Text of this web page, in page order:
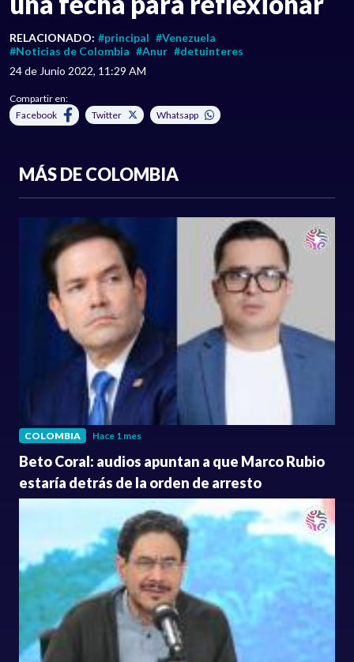
RELACIONADO: #principal #Venezuela
#Noticias de Colombia #Anur #detuinteres
24 de Junio 2022, 11:29 AM
Compartir en:
Facebook
Twitter Whatsapp
MÁS DE COLOMBIA
COLOMBIA Hace 1 mes
Beto Coral: audios apuntan a que Marco Rubio
estaría detrás de la orden de arresto